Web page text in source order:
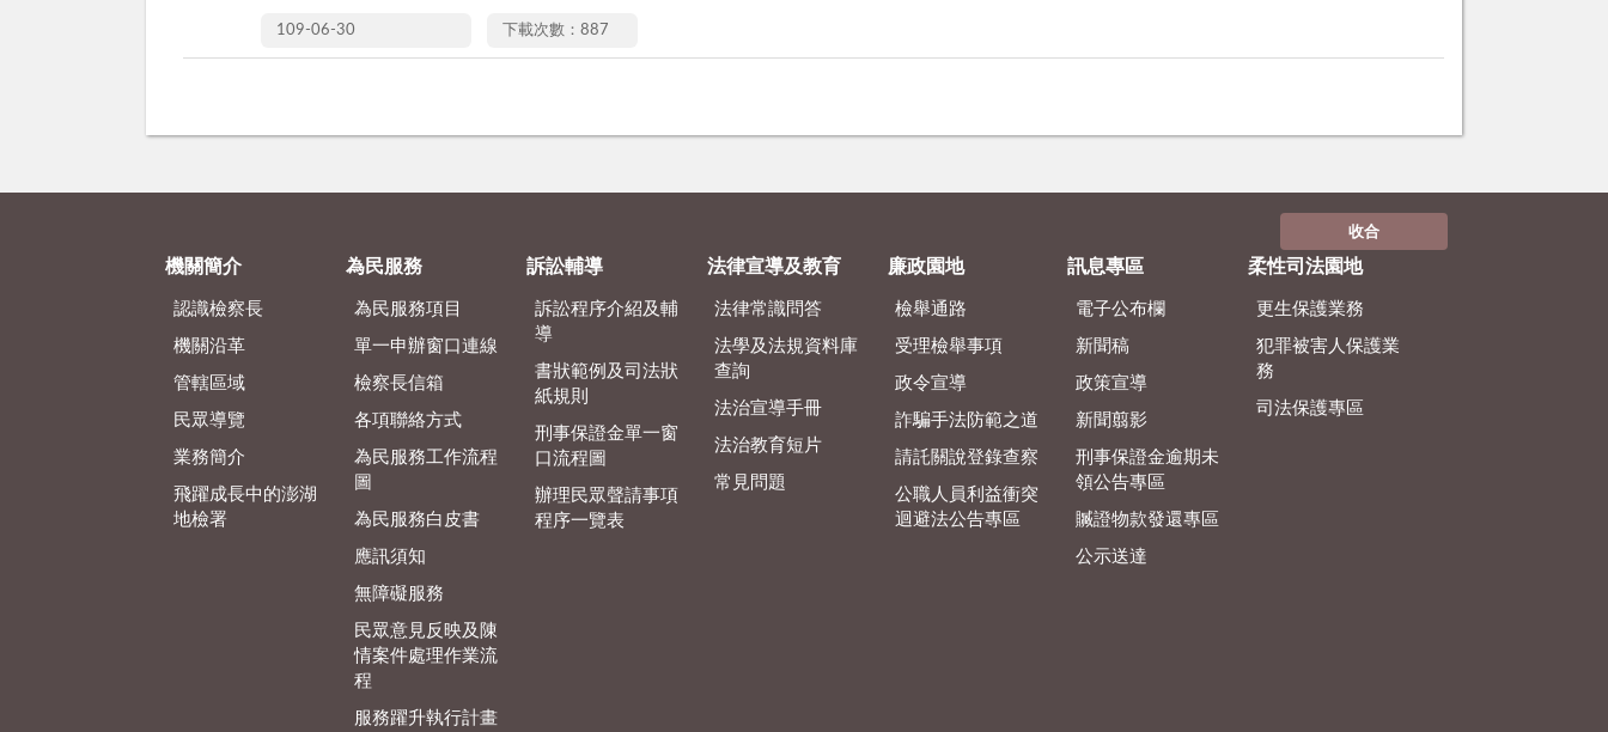
109-06-30 下載次數：887
收合
機關簡介
認識檢察長
機關沿革
管轄區域
民眾導覽
業務簡介
飛躍成長中的澎湖
地檢署
為民服務
為民服務項目
單一申辦窗口連線
檢察長信箱
各項聯絡方式
為民服務工作流程
圖
為民服務白皮書
應訊須知
無障礙服務
民眾意見反映及陳
情案件處理作業流
程
服務躍升執行計畫
訴訟輔導
訴訟程序介紹及輔
導
書狀範例及司法狀
紙規則
刑事保證金單一窗
口流程圖
辦理民眾聲請事項
程序一覽表
法律宣導及教育
法律常識問答
法學及法規資料庫
查詢
法治宣導手冊
法治教育短片
常見問題
廉政園地
檢舉通路
受理檢舉事項
政令宣導
詐騙手法防範之道
請託關說登錄查察
公職人員利益衝突
迴避法公告專區
訊息專區
電子公布欄
新聞稿
政策宣導
新聞翦影
刑事保證金逾期未
領公告專區
贓證物款發還專區
公示送達
柔性司法園地
更生保護業務
犯罪被害人保護業
務
司法保護專區